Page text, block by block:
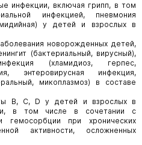
инфекции, включая грипп, в том
инфекцией, пневмония
у детей и взрослых в
новорожденных детей,
(бактериальный, вирусный),
(хламидиоз, герпес,
энтеровирусная инфекция,
микоплазмоз) в составе
В, С, D у детей и взрослых в
в том числе в сочетании с
гемосорбции при хронических
активности, осложненных